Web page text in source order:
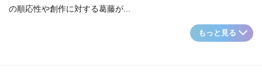
の順応性や創作に対する葛藤が...
もっと見る